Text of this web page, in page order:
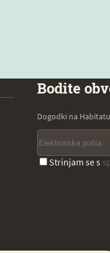
Bodite
Dogodki na
Strinjam se s